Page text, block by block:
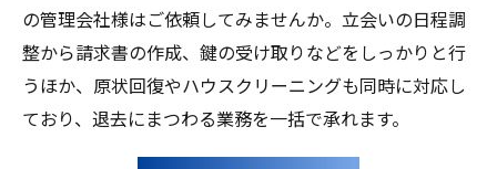
の管理会社様はご依頼してみませんか。立会いの日程調
整から請求書の作成、鍵の受け取りなどをしっかりと行
うほか、原状回復やハウスクリーニングも同時に対応し
ており、退去にまつわる業務を一括で承れます。